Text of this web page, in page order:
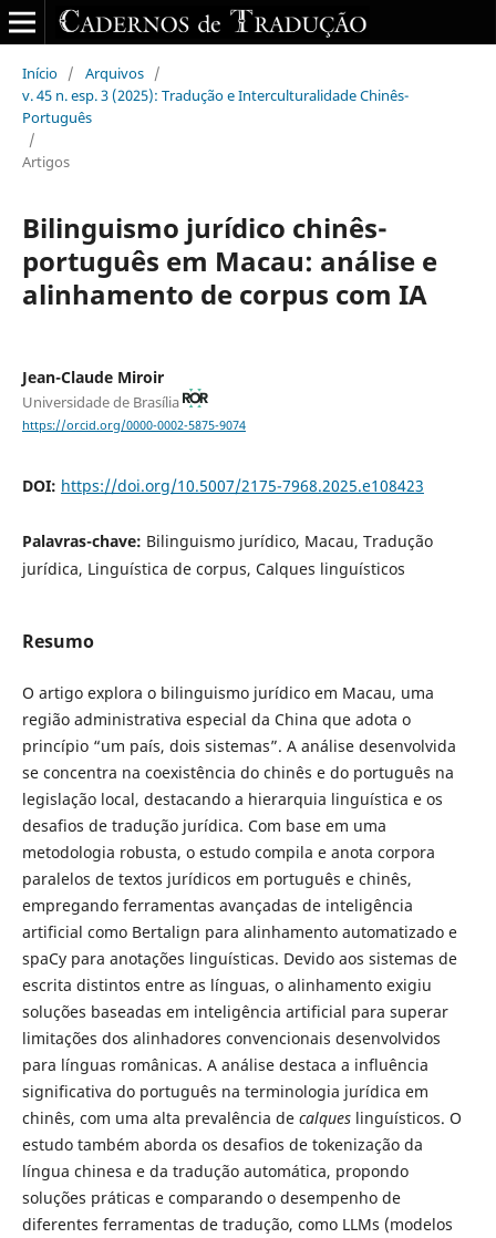
Início / Arquivos /
v. 45 n. esp. 3 (2025): Tradução e Interculturalidade Chinês-
Português
/
Artigos
Bilinguismo jurídico chinês-
português em Macau: análise e
alinhamento de corpus com IA
Jean-Claude Miroir
Universidade de Brasília
https://orcid.org/0000-0002-5875-9074
DOI: https://doi.org/10.5007/2175-7968.2025.e108423
Palavras-chave: Bilinguismo jurídico, Macau, Tradução
jurídica, Linguística de corpus, Calques linguísticos
Resumo
O artigo explora o bilinguismo jurídico em Macau, uma
região administrativa especial da China que adota o
princípio “um país, dois sistemas”. A análise desenvolvida
se concentra na coexistência do chinês e do português na
legislação local, destacando a hierarquia linguística e os
desafios de tradução jurídica. Com base em uma
metodologia robusta, o estudo compila e anota corpora
paralelos de textos jurídicos em português e chinês,
empregando ferramentas avançadas de inteligência
artificial como Bertalign para alinhamento automatizado e
spaCy para anotações linguísticas. Devido aos sistemas de
escrita distintos entre as línguas, o alinhamento exigiu
soluções baseadas em inteligência artificial para superar
limitações dos alinhadores convencionais desenvolvidos
para línguas românicas. A análise destaca a influência
significativa do português na terminologia jurídica em
chinês, com uma alta prevalência de calqueslinguísticos. O
estudo também aborda os desafios de tokenização da
língua chinesa e da tradução automática, propondo
soluções práticas e comparando o desempenho de
diferentes ferramentas de tradução, como LLMs (modelos